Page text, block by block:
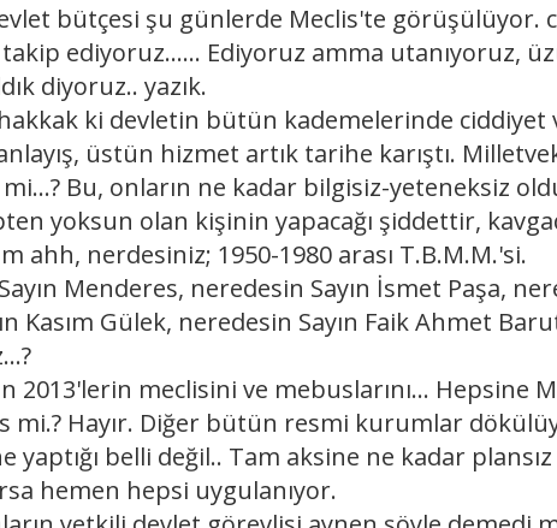
bütçesi şu günlerde Meclis'te görüşülüyor.
ediyoruz...... Ediyoruz amma utanıyoruz,
diyoruz.. yazık.
ki devletin bütün kademelerinde ciddiyet
üstün hizmet artık tarihe karıştı.
Bu, onların ne kadar bilgisiz-yeteneksiz
yoksun olan kişinin yapacağı şiddettir,
nerdesiniz; 1950-1980 arası T.B.M.M.'si.
Menderes, neredesin Sayın İsmet Paşa,
Kasım Gülek, neredesin Sayın Faik Ahmet
meclisini ve mebuslarını... Hepsine
Hayır. Diğer bütün resmi kurumlar
yaptığı belli değil.. Tam aksine ne kadar
hemen hepsi uygulanıyor.